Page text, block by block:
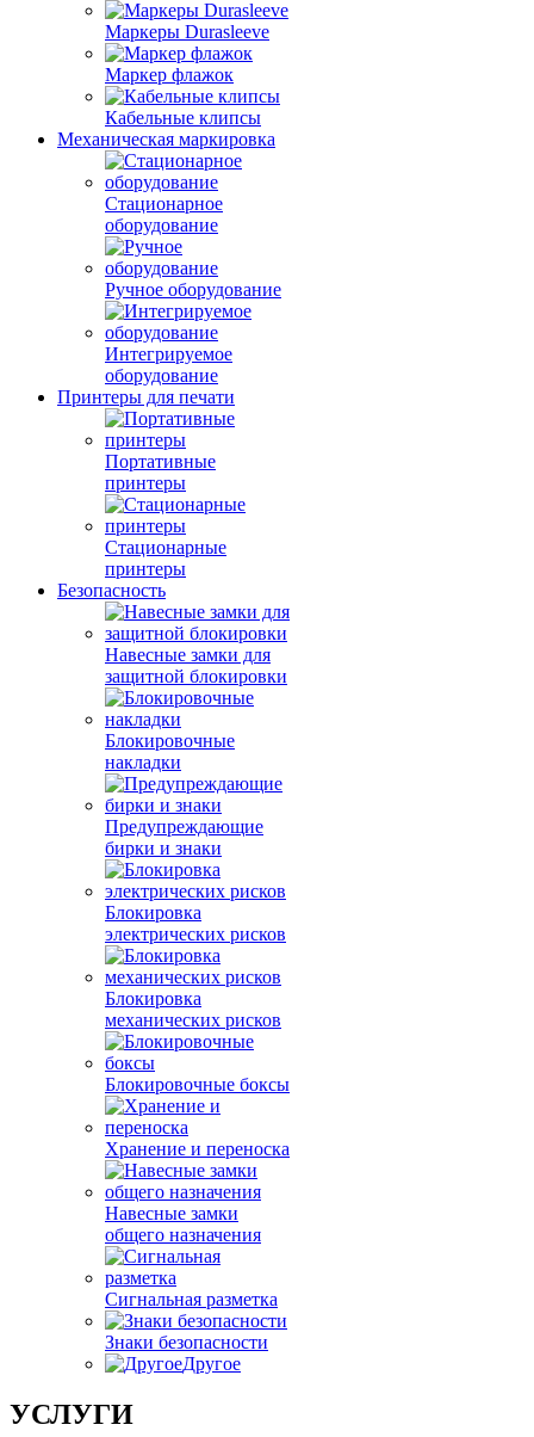
Маркеры Durasleeve
Маркер флажок
Кабельные клипсы
Механическая маркировка
Стационарное
оборудование
Ручное оборудование
Интегрируемое
оборудование
Принтеры для печати
Портативные
принтеры
Стационарные
принтеры
Безопасность
Навесные замки для
защитной блокировки
Блокировочные
накладки
Предупреждающие
бирки и знаки
Блокировка
электрических рисков
Блокировка
механических рисков
Блокировочные боксы
Хранение и переноска
Навесные замки
общего назначения
Сигнальная разметка
Знаки безопасности
Другое
УСЛУГИ